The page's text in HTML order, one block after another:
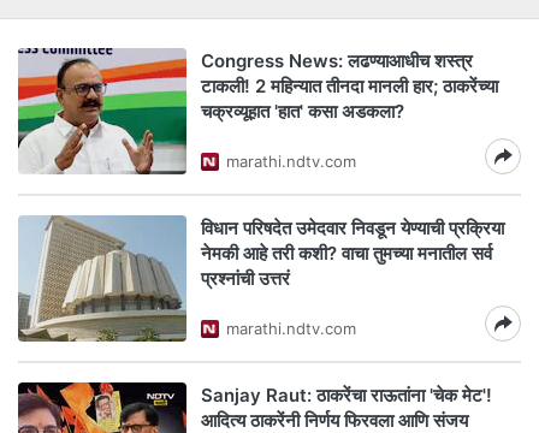
Congress News: लढण्याआधीच शस्त्र
टाकली! 2 महिन्यात तीनदा मानली हार; ठाकरेंच्या
चक्रव्यूहात 'हात' कसा अडकला?
marathi.ndtv.com
विधान परिषदेत उमेदवार निवडून येण्याची प्रक्रिया
नेमकी आहे तरी कशी? वाचा तुमच्या मनातील सर्व
प्रश्नांची उत्तरं
marathi.ndtv.com
Sanjay Raut: ठाकरेंचा राऊतांना 'चेक मेट'!
आदित्य ठाकरेंनी निर्णय फिरवला आणि संजय